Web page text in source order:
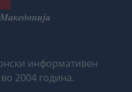
информативен
2004 година.